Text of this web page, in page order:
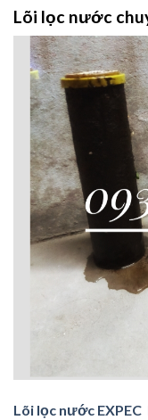
Lõi lọc nước
Lõi lọc nước EXPEC